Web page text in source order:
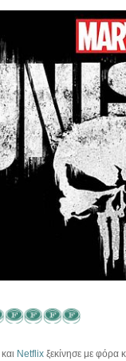
και Netflix ξεκίνησε με φόρα